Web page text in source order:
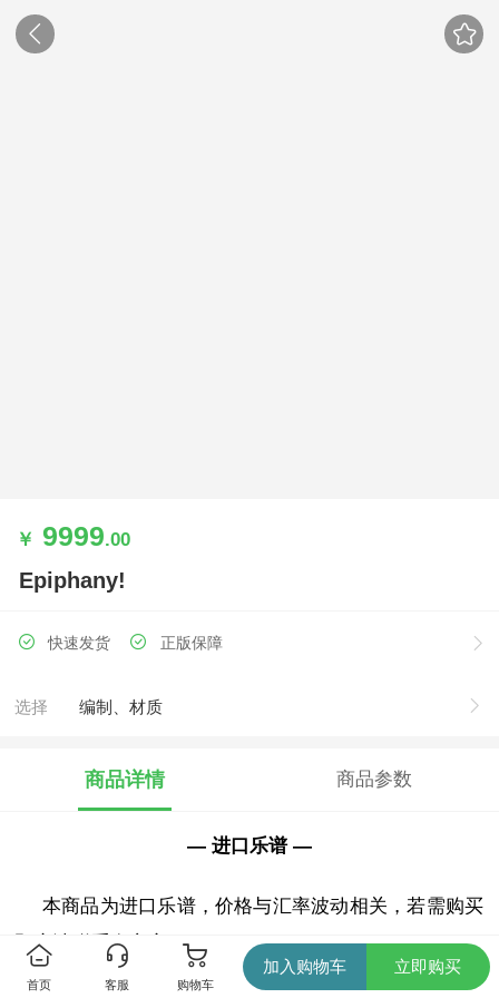
￥ 9999.00
Epiphany!
快速发货 正版保障
选择 编制、材质
商品详情 商品参数
— 进口乐谱 —
本商品为进口乐谱，价格与汇率波动相关，若需购买
预定请联系友心客服。
首页 客服 购物车
加入购物车 立即购买